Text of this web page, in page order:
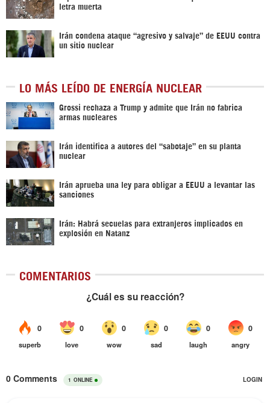
letra muerta
Irán condena ataque “agresivo y salvaje” de EEUU contra
un sitio nuclear
LO MÁS LEÍDO DE ENERGÍA NUCLEAR
Grossi rechaza a Trump y admite que Irán no fabrica
armas nucleares
Irán identifica a autores del “sabotaje” en su planta
nuclear
Irán aprueba una ley para obligar a EEUU a levantar las
sanciones
Irán: Habrá secuelas para extranjeros implicados en
explosión en Natanz
COMENTARIOS